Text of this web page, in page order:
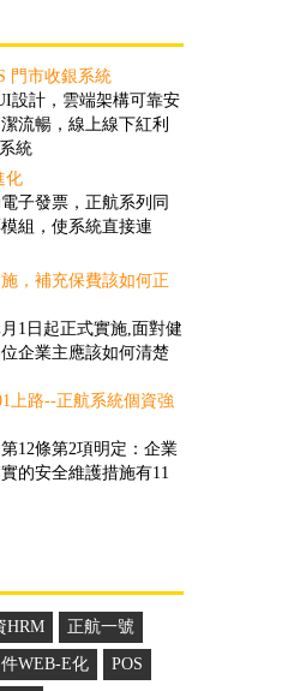
門市收銀系統
設計，雲端架構可靠安
流暢，線上線下紅利
統
化
子發票，正航系列同
組，使系統直接連
，補充保費該如何正
1日起正式實施,面對健
企業主應該如何清楚
上路--正航系統個資強
12條第2項明定：企業
的安全維護措施有11
例
化的趨勢，現代物流
展的重要產業。然
入，可推動物流業的發
改革與創新...
案
求頻率高、送貨時間
，撿貨的速度和精確
的重要性...
案
程雖然可提高效率，
問題，盤點人員在其
易造成成本上的損失...
理解決方案
理需要以面積計算，
依此作為庫存的管
管理方案...
HRM 正航一號
WEB-E化 POS